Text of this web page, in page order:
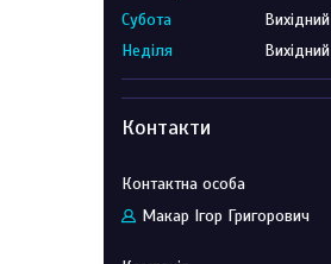
Субота
Вихідний
Неділя
Вихідний
Контакти
Макар Ігор Григорович